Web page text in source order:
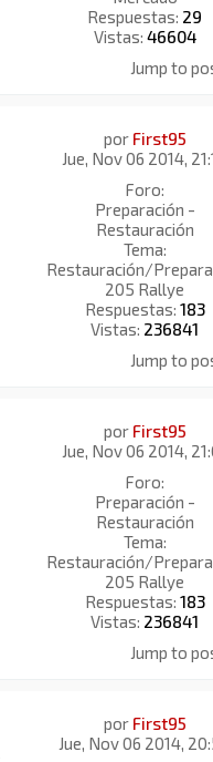
Respuestas: 29
Vistas: 46604
Jump to
por First95
Jue, Nov 06 2014,
Foro:
Preparación -
Restauración
Tema:
Restauración/
205 Rallye
Respuestas: 183
Vistas: 236841
Jump to
por First95
Jue, Nov 06 2014,
Foro:
Preparación -
Restauración
Tema:
Restauración/
205 Rallye
Respuestas: 183
Vistas: 236841
Jump to
por First95
Jue, Nov 06 2014,